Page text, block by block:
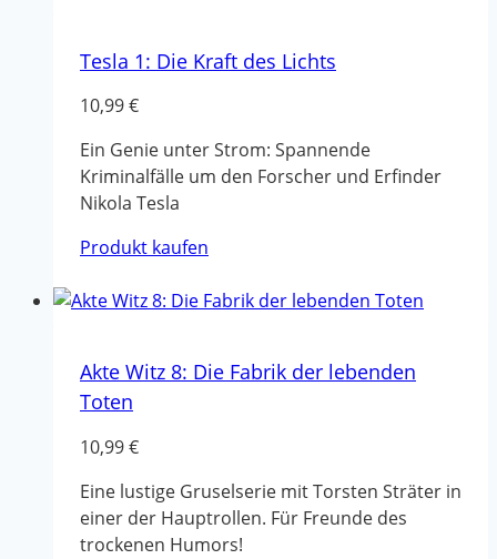
Tesla 1: Die Kraft des Lichts
10,99€
Ein Genie unter Strom: Spannende
Kriminalfälle um den Forscher und Erfinder
Nikola Tesla
Produkt kaufen
Akte Witz 8: Die Fabrik der lebenden
Toten
10,99€
Eine lustige Gruselserie mit Torsten Sträter in
einer der Hauptrollen. Für Freunde des
trockenen Humors!